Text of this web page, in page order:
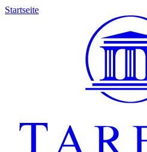
Startseite